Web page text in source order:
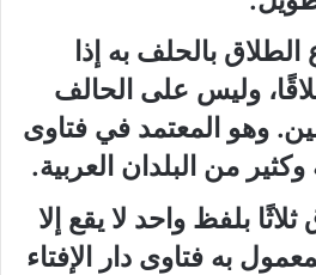
بالحلف به إذا
وليس على الحالف
وهو المعتمد في فتاوى
وكثير من البلدان العربية.
بلفظ واحد لا يقع إلا
به فتاوى دار الإفتاء